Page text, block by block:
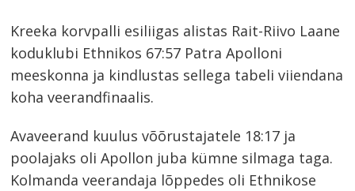
Kreeka korvpalli esiliigas alistas Rait-Riivo Laane
koduklubi Ethnikos 67:57 Patra Apolloni
meeskonna ja kindlustas sellega tabeli viiendana
koha veerandfinaalis.
Avaveerand kuulus võõrustajatele 18:17 ja
poolajaks oli Apollon juba kümne silmaga taga.
Kolmanda veerandaja lõppedes oli Ethnikose